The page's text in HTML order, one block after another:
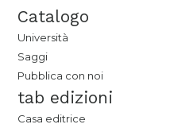
Catalogo
Università
Saggi
Pubblica con noi
tab edizioni
Casa editrice